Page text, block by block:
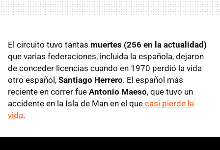
El circuito tuvo tantas muertes (256 en la actualidad)
que varias federaciones, incluida la española, dejaron
de conceder licencias cuando en 1970 perdió la vida
otro español, Santiago Herrero. El español más
reciente en correr fue Antonio Maeso, que tuvo un
accidente en la Isla de Man en el que casi pierde la
vida.